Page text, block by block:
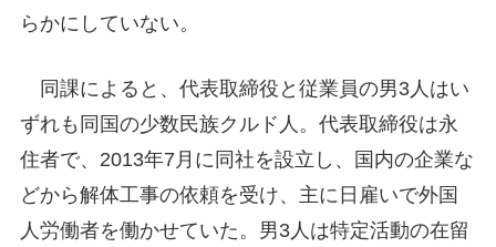
らかにしていない。
同課によると、代表取締役と従業員の男3人はい
ずれも同国の少数民族クルド人。代表取締役は永
住者で、2013年7月に同社を設立し、国内の企業な
どから解体工事の依頼を受け、主に日雇いで外国
人労働者を働かせていた。男3人は特定活動の在留